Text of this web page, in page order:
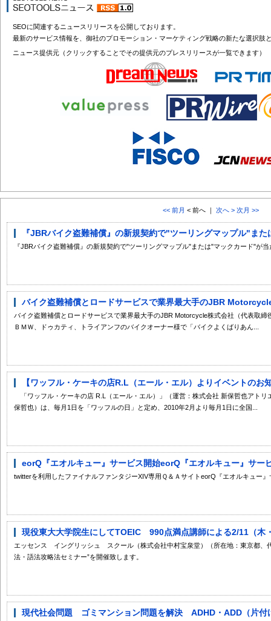
SEOに関連するニュースリリースを公開しております。
最新のサービス情報を、御社のプロモーション・マーケティング戦略の新たな選択肢
ニュース提供元（クリックすることでその提供元のプレスリリースが一覧できます）
<< 前月 < 前へ ｜ 次へ > 次月 >>
『JBRバイク盗難補償』の新規契約で"ツーリングマップル"ま
『JBRバイク盗難補償』の新規契約で"ツーリングマップル"または"マックカード"が
バイク盗難補償とロードサービスで業界最大手のJBR
バイク盗難補償とロードサービスで業界最大手のJBR Motorcycle株式会社（代表取
ＢＭＷ、ドゥカティ、トライアンフのバイクオーナー様で「バイクよくばりあん...
【ワッフル・ケーキの店R.L（エール・エル）よりイベントのお
「ワッフル・ケーキの店 R.L（エール・エル）」（運営：株式会社 新保哲也アトリ
保哲也）は、毎月1日を「ワッフルの日」と定め、2010年2月より毎月1日に全国...
eorQ『エオルキュー』サービス開始eorQ『エオルキュー』サー
twitterを利用したファイナルファンタジーXIV専用Ｑ＆ＡサイトeorQ『エオルキュー
現役東大大学院生にしてTOEIC 990点満点講師による2/11（木
エッセンス イングリッシュ スクール（株式会社中村宝泉堂）（所在地：東京都、
法・語法攻略法セミナー”を開催致します。
現代社会問題 ゴミマンション問題を解決 ADHD・ADD（片付